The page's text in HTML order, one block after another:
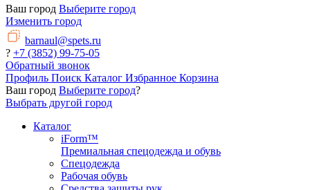
Ваш город Выберите город
Изменить город
barnaul@spets.ru
? +7 (3852) 99-75-05
Обратный звонок
Профиль Поиск Каталог Избранное Корзина
Ваш город Выберите город?
Выбрать другой город
Каталог
iForm™
Премиальная спецодежда и обувь
Спецодежда
Рабочая обувь